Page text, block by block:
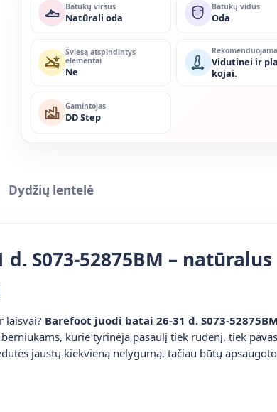
Batukų viršus
Natūrali oda
Batukų vidus
Oda
Šviesą atspindintys
elementai
Ne
Rekomenduojama
Vidutinei ir
kojai.
Gamintojas
DD Step
S073-52875BM – natūralus
laisvai? Barefoot juodi batai 26-31 d. S073-52875BM
kurie tyrinėja pasaulį tiek rudenį, tiek
jaustų kiekvieną nelygumą, tačiau būtų
Dydžių lentelė